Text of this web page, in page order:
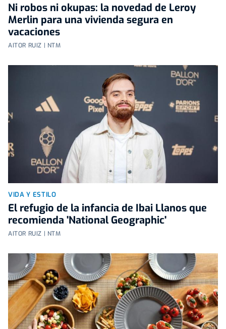
Ni robos ni okupas: la novedad de Leroy
Merlin para una vivienda segura en
vacaciones
AITOR RUIZ | NTM
VIDA Y ESTILO
El refugio de la infancia de Ibai Llanos que
recomienda 'National Geographic'
AITOR RUIZ | NTM